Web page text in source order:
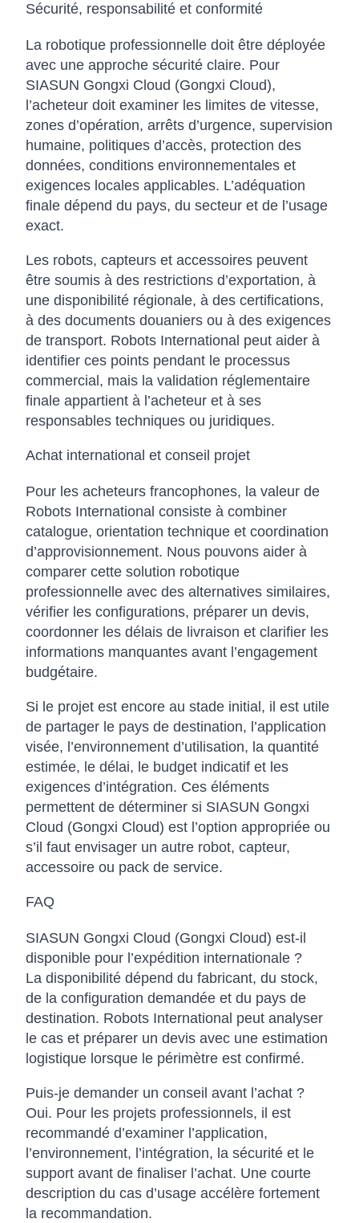
Sécurité, responsabilité et conformité
La robotique professionnelle doit être déployée
avec une approche sécurité claire. Pour
SIASUN Gongxi Cloud (Gongxi Cloud),
l’acheteur doit examiner les limites de vitesse,
zones d’opération, arrêts d’urgence, supervision
humaine, politiques d’accès, protection des
données, conditions environnementales et
exigences locales applicables. L’adéquation
finale dépend du pays, du secteur et de l’usage
exact.
Les robots, capteurs et accessoires peuvent
être soumis à des restrictions d’exportation, à
une disponibilité régionale, à des certifications,
à des documents douaniers ou à des exigences
de transport. Robots International peut aider à
identifier ces points pendant le processus
commercial, mais la validation réglementaire
finale appartient à l’acheteur et à ses
responsables techniques ou juridiques.
Achat international et conseil projet
Pour les acheteurs francophones, la valeur de
Robots International consiste à combiner
catalogue, orientation technique et coordination
d’approvisionnement. Nous pouvons aider à
comparer cette solution robotique
professionnelle avec des alternatives similaires,
vérifier les configurations, préparer un devis,
coordonner les délais de livraison et clarifier les
informations manquantes avant l’engagement
budgétaire.
Si le projet est encore au stade initial, il est utile
de partager le pays de destination, l’application
visée, l’environnement d’utilisation, la quantité
estimée, le délai, le budget indicatif et les
exigences d’intégration. Ces éléments
permettent de déterminer si SIASUN Gongxi
Cloud (Gongxi Cloud) est l’option appropriée ou
s’il faut envisager un autre robot, capteur,
accessoire ou pack de service.
FAQ
SIASUN Gongxi Cloud (Gongxi Cloud) est-il
disponible pour l’expédition internationale ?
La disponibilité dépend du fabricant, du stock,
de la configuration demandée et du pays de
destination. Robots International peut analyser
le cas et préparer un devis avec une estimation
logistique lorsque le périmètre est confirmé.
Puis-je demander un conseil avant l’achat ?
Oui. Pour les projets professionnels, il est
recommandé d’examiner l’application,
l’environnement, l’intégration, la sécurité et le
support avant de finaliser l’achat. Une courte
description du cas d’usage accélère fortement
la recommandation.